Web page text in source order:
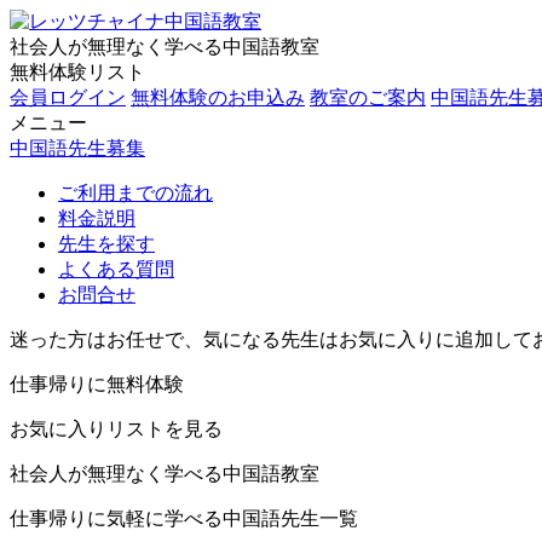
社会人が無理なく学べる中国語教室
無料体験リスト
会員ログイン 無料体験のお申込み 教室のご案内 中国語先生
メニュー
中国語先生募集
ご利用までの流れ
料金説明
先生を探す
よくある質問
お問合せ
迷った方はお任せで、気になる先生はお気に入りに追加して
仕事帰りに無料体験
お気に入りリストを見る
社会人が無理なく学べる中国語教室
仕事帰りに気軽に学べる中国語先生一覧